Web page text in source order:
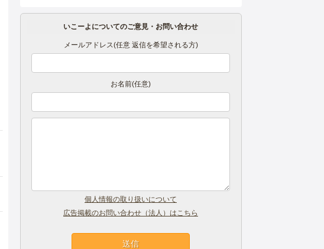
いこーよについてのご意見・お問い合わせ
メールアドレス(任意 返信を希望される方)
お名前(任意)
個人情報の取り扱いについて
広告掲載のお問い合わせ（法人）はこちら